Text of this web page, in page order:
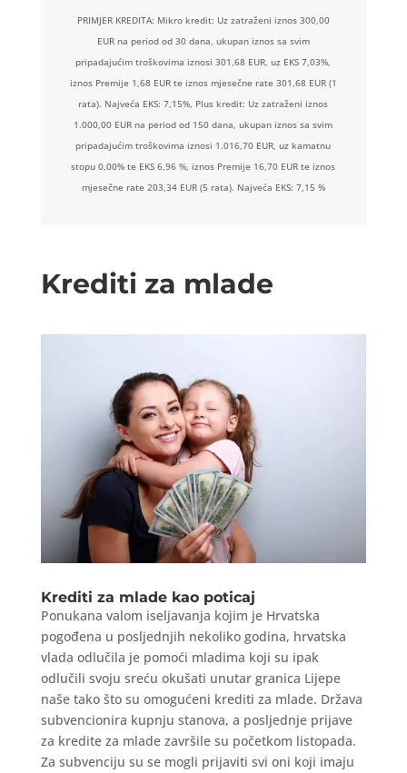
PRIMJER KREDITA: Mikro kredit: Uz zatraženi iznos 300,00
EUR na period od 30 dana, ukupan iznos sa svim
pripadajućim troškovima iznosi 301,68 EUR, uz EKS 7,03%,
iznos Premije 1,68 EUR te iznos mjesečne rate 301,68 EUR (1
rata). Najveća EKS: 7,15%, Plus kredit: Uz zatraženi iznos
1.000,00 EUR na period od 150 dana, ukupan iznos sa svim
pripadajućim troškovima iznosi 1.016,70 EUR, uz kamatnu
stopu 0,00% te EKS 6,96 %, iznos Premije 16,70 EUR te iznos
mjesečne rate 203,34 EUR (5 rata). Najveća EKS: 7,15 %
Krediti za mlade
Krediti za mlade kao poticaj
Ponukana valom iseljavanja kojim je Hrvatska
pogođena u posljednjih nekoliko godina, hrvatska
vlada odlučila je pomoći mladima koji su ipak
odlučili svoju sreću okušati unutar granica Lijepe
naše tako što su omogućeni krediti za mlade. Država
subvencionira kupnju stanova, a posljednje prijave
za kredite za mlade završile su početkom listopada.
Za subvenciju su se mogli prijaviti svi oni koji imaju